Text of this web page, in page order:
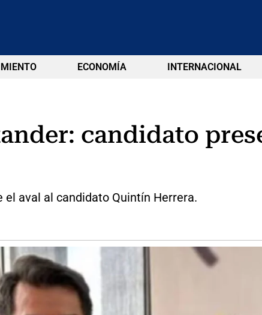
ECONOMÍA INTERNACIONAL
candidato
aval al candidato Quintín Herrera.